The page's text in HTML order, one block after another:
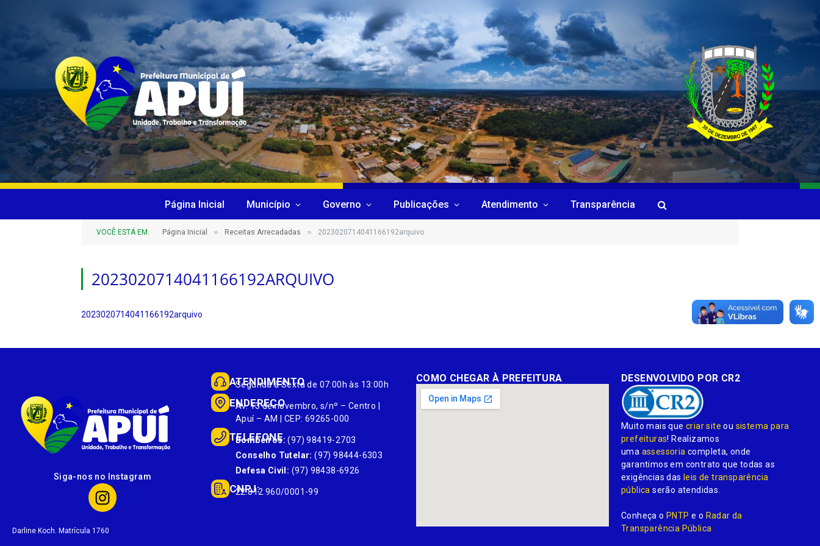
Página Inicial Município Governo Publicações Atendimento Transparência
VOCÊ ESTÁ EM: Página Inicial » Receitas Arrecadadas » 2023020714041166192arquivo
2023020714041166192ARQUIVO
2023020714041166192arquivo
Siga-nos no Instagram
Darline Koch. Matrícula 1760
ATENDIMENTO
Segunda à Sexta de 07:00h às 13:00h
ENDEREÇO
Av. 13 de novembro, s/nº – Centro |
Apuí – AM | CEP: 69265-000
TELEFONE
Bombeiros: (97) 98419-2703
Conselho Tutelar: (97) 98444-6303
Defesa Civil: (97) 98438-6926
CNPJ:
22.812.960/0001-99
COMO CHEGAR À PREFEITURA DESENVOLVIDO POR CR2
Muito mais quecriar site ou sistema para
prefeituras! Realizamos
uma assessoria completa, onde
garantimos em contrato que todas as
exigências dasleis de transparência
pública serão atendidas.
Conheça oPNTP e o Radar da
Transparência Pública